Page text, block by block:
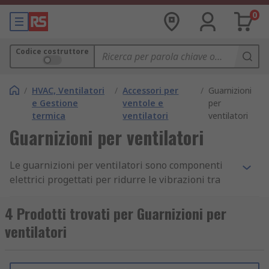
0
Codice costruttore
/ HVAC, Ventilatori
e Gestione
termica
/ Accessori per
ventole e
ventilatori
/ Guarnizioni
per
ventilatori
Guarnizioni per ventilatori
Le guarnizioni per ventilatori sono componenti
elettrici progettati per ridurre le vibrazioni tra
guarnizione tra la ventola e l'alloggiamento per
evitare perdite di aria.
4 Prodotti trovati per Guarnizioni per
ventilatori